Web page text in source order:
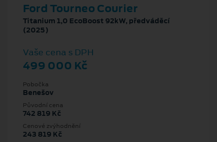
Ford Tourneo Courier
Titanium 1,0 EcoBoost 92kW, předváděcí
(2025)
Vaše cena s DPH
499 000 Kč
Pobočka
Benešov
Původní cena
742 819 Kč
Cenové zvýhodnění
243 819 Kč